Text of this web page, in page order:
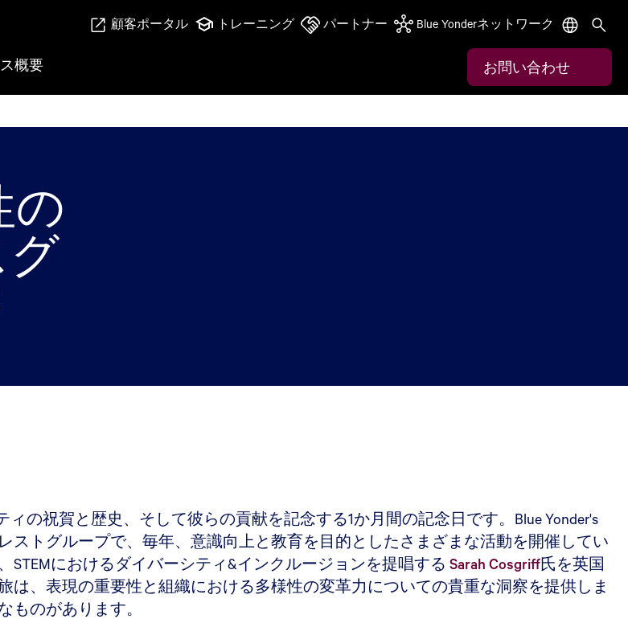
顧客ポータル トレーニング パートナー Blue Yonderネットワーク
概要 お問い合わせ
の
の祝賀と歴史、そして彼らの貢献を記念する1か月間の記念日です。Blue Yonder's
ストグループで、毎年、意識向上と教育を目的としたさまざまな活動を開催してい
におけるダイバーシティ&インクルージョンを提唱する Sarah Cosgriff氏を英国
、表現の重要性と組織における多様性の変革力についての貴重な洞察を提供しま
のがあります。